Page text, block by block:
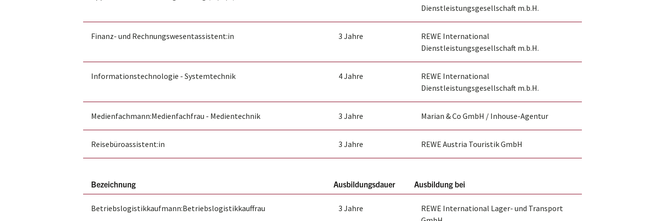
Dienstleistungsgesellschaft m.b.H.
Finanz- und Rechnungswesentassistent:in 3 Jahre
REWE International
Dienstleistungsgesellschaft m.b.H.
Informationstechnologie - Systemtechnik 4 Jahre
REWE International
Dienstleistungsgesellschaft m.b.H.
Medienfachmann:Medienfachfrau - Medientechnik 3 Jahre Marian & Co GmbH / Inhouse-Agentur
Reisebüroassistent:in 3 Jahre REWE Austria Touristik GmbH
Bezeichnung Ausbildungsdauer Ausbildung bei
Betriebslogistikkaufmann:Betriebslogistikkauffrau 3 Jahre
REWE International Lager- und Transport